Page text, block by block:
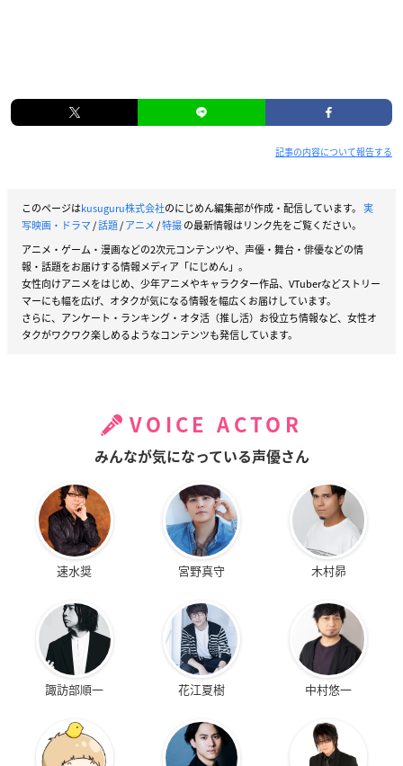
記事の内容について報告する
このページはkusuguru株式会社のにじめん編集部が作成・配信しています。 実
写映画・ドラマ/話題/アニメ/特撮の最新情報はリンク先をご覧ください。
アニメ・ゲーム・漫画などの2次元コンテンツや、声優・舞台・俳優などの情
報・話題をお届けする情報メディア「にじめん」。
女性向けアニメをはじめ、少年アニメやキャラクター作品、VTuberなどストリー
マーにも幅を広げ、オタクが気になる情報を幅広くお届けしています。
さらに、アンケート・ランキング・オタ活（推し活）お役立ち情報など、女性オ
タクがワクワク楽しめるようなコンテンツも発信しています。
VOICE ACTOR
みんなが気になっている声優さん
速水奨 宮野真守 木村昴
諏訪部順一 花江夏樹 中村悠一